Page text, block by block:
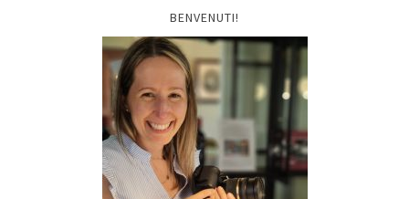
BENVENUTI!